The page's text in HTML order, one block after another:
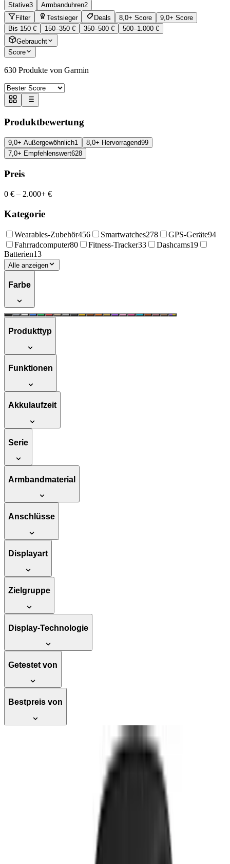
Stative3 Armbanduhren2
Filter
Testsieger Deals 8,0+ Score
9,0+ Score
Bis 150 €
150–350 € 350–500 €
500–1.000 €
Gebraucht
Score
630 Produkte von Garmin
Produktbewertung
9,0+ Außergewöhnlich1 8,0+ Hervorragend99
7,0+ Empfehlenswert628
Preis
0 € – 2.000+ €
Kategorie
Wearables-Zubehör456 Smartwatches278 GPS-Geräte94
Fahrradcomputer80 Fitness-Tracker33 Dashcams19
Batterien13
Alle anzeigen
Farbe
Produkttyp
Funktionen
Akkulaufzeit
Serie
Armbandmaterial
Anschlüsse
Displayart
Zielgruppe
Display-Technologie
Getestet von
Bestpreis von
Garmin vívoactive 6 (42mm) - Fitness-
Smartwatch, 1,2"-AMOLED-
Touchdisplay, bis zu 11 Tage
Akkulaufzeit, 80+ Sport-Apps,
Trainingsoptionen,
Gesundheitsfunktionen, Smart
Notifications, Pay - Elegante 42mm
Smartwatch in vier trendigen Farben